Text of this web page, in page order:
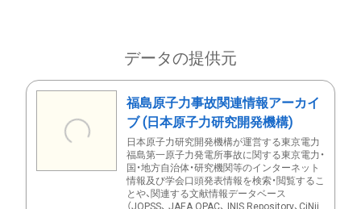
データの提供元
福島原子力事故関連情報アーカイ
ブ (日本原子力研究開発機構)
日本原子力研究開発機構が運営する東京電力
福島第一原子力発電所事故に関する東京電力・
国・地方自治体・研究機関等のインターネット
情報及び学会口頭発表情報を検索・閲覧するこ
とや、関連する文献情報データベース
（JOPSS、 JAEA OPAC、 INIS Repository、CiNii